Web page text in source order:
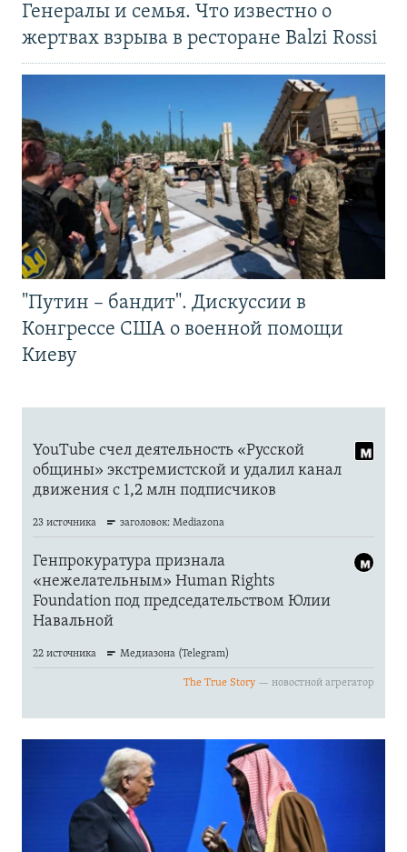
Генералы и семья. Что известно о
жертвах взрыва в ресторане Balzi Rossi
"Путин – бандит". Дискуссии в
Конгрессе США о военной помощи
Киеву